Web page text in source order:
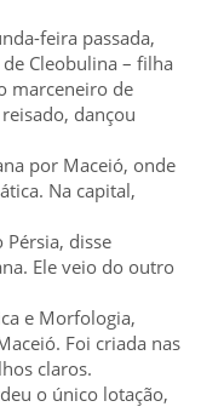
feira passada,
Cleobulina – filha
marceneiro de
dançou
por Maceió, onde
Na capital,
disse
Ele veio do outro
e Morfologia,
Foi criada nas
claros.
o único lotação,